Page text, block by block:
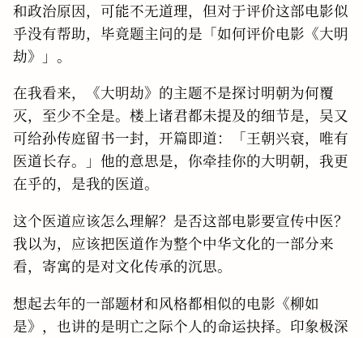
和政治原因，可能不无道理，但对于评价这部电影似
乎没有帮助，毕竟题主问的是「如何评价电影《大明
劫》」。
在我看来，《大明劫》的主题不是探讨明朝为何覆
灭，至少不全是。楼上诸君都未提及的细节是，吴又
可给孙传庭留书一封，开篇即道：「王朝兴衰，唯有
医道长存。」他的意思是，你牵挂你的大明朝，我更
在乎的，是我的医道。
这个医道应该怎么理解？是否这部电影要宣传中医？
我以为，应该把医道作为整个中华文化的一部分来
看，寄寓的是对文化传承的沉思。
想起去年的一部题材和风格都相似的电影《柳如
是》，也讲的是明亡之际个人的命运抉择。印象极深